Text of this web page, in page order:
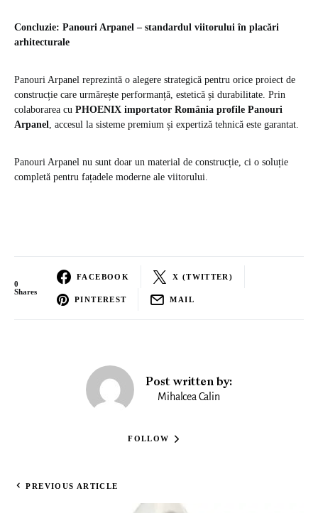
Concluzie: Panouri Arpanel – standardul viitorului în placări
arhitecturale
Panouri Arpanel reprezintă o alegere strategică pentru orice proiect de
construcție care urmărește performanță, estetică și durabilitate. Prin
colaborarea cu PHOENIX importator România profile Panouri
Arpanel, accesul la sisteme premium și expertiză tehnică este garantat.
Panouri Arpanel nu sunt doar un material de construcție, ci o soluție
completă pentru fațadele moderne ale viitorului.
0
Shares
FACEBOOK X (TWITTER)
PINTEREST MAIL
Post written by:
Mihalcea Calin
FOLLOW
PREVIOUS ARTICLE